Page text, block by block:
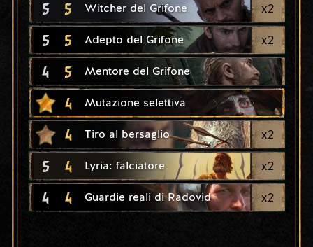
5 5 Witcher del Grifone x2
5 5 Adepto del Grifone x2
4 5 Mentore del Grifone
4 Mutazione selettiva
4 Tiro al bersaglio x2
5 4 Lyria: falciatore x2
4 4 Guardie reali di Radovid x2